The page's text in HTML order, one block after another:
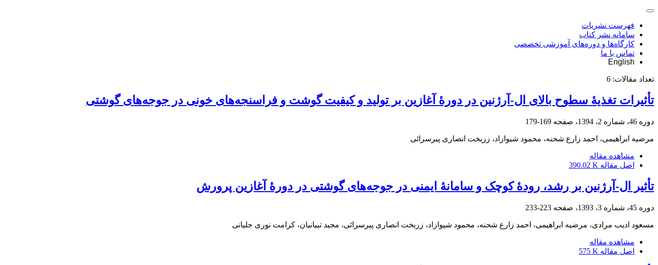
فهرست نشریات
سامانه نشر کتاب
کارگاه‌ها و دوره‌های آموزشی تخصصی
تماس با ما
English
تعداد مقالات: 6
تأثیرات تغذیۀ سطوح بالای ال-آرژنین در دورۀ آغازین بر تولید و کیفیت گوشت و فراسنجه‌های خونی در جوجه‌های گوشتی
دوره 46، شماره 2، 1394، صفحه 169-179
مرضیه ابراهیمی، احمد زارع شحنه، محمود شیوازاد، زربخت انصاری پیرسرائی
مشاهده مقاله
اصل مقاله 390.02 K
تأثیر ال-آرژنین بر رشد، رودۀ کوچک و سامانۀ ایمنی در جوجه‌‌های گوشتی در دورۀ آغازین پرورش
دوره 45، شماره 3، 1393، صفحه 223-233
مسعود ادیب مرادی، مرضیه ابراهیمی، احمد زارع شحنه، محمود شیوازاد، زربخت انصاری پیرسرائی، مجید تبیانیان، کرامت نوری جلیانی
مشاهده مقاله
اصل مقاله 575 K